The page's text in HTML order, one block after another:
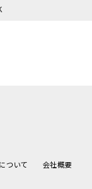
ついて 会社概要